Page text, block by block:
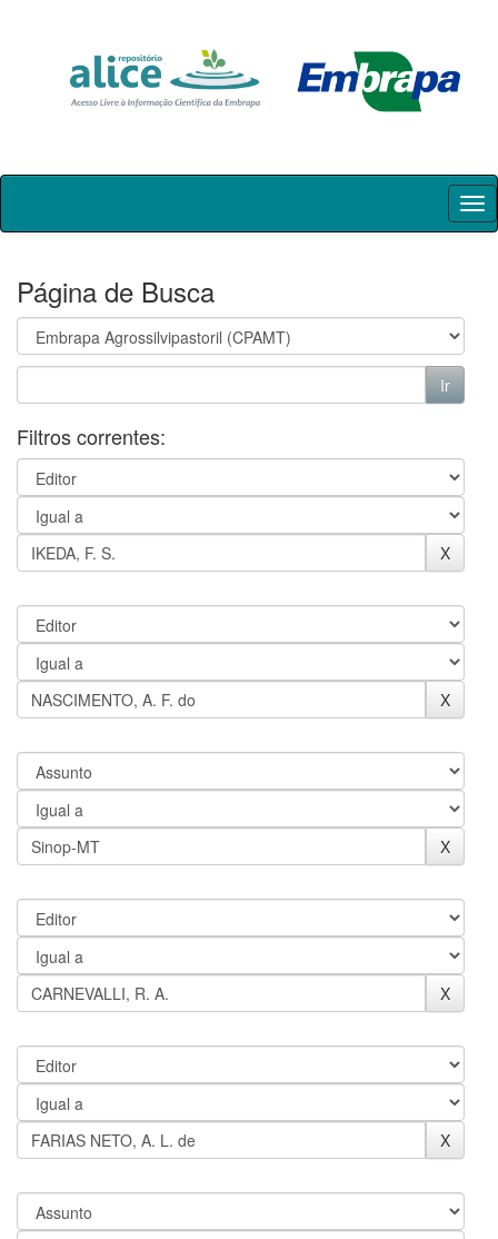
Skip
Página de Busca
Filtros correntes: